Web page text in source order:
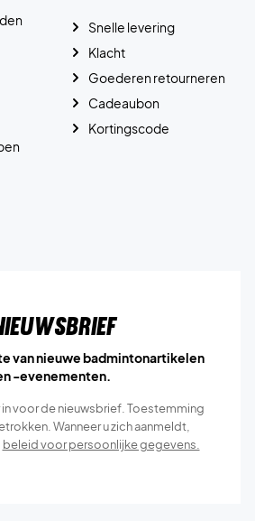
Snelle levering
Klacht
Goederen retourneren
Cadeaubon
Kortingscode
van nieuwe badmintonartikelen
-evenementen.
in voor de nieuwsbrief. Toestemming
Wanneer u zich aanmeldt,
beleid voor persoonlijke gegevens.